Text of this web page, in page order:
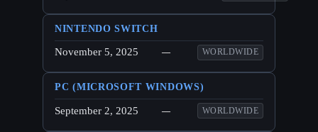
NINTENDO SWITCH
November 5, 2025 — WORLDWIDE
PC (MICROSOFT WINDOWS)
September 2, 2025 — WORLDWIDE